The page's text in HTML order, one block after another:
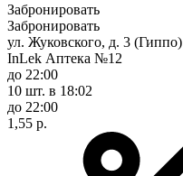
Забронировать
Забронировать
ул. Жуковского, д. 3 (Гиппо)
InLek Аптека №12
до 22:00
10 шт. в 18:02
до 22:00
1,55 р.